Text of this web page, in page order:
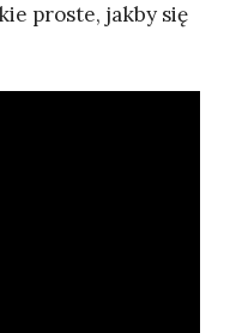
proste, jakby się